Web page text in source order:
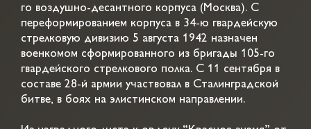
го воздушно-десантного корпуса (Москва). С
переформированием корпуса в 34-ю гвардейскую
стрелковую дивизию 5 августа 1942 назначен
военкомом сформированного из бригады 105-го
гвардейского стрелкового полка. С 11 сентября в
составе 28-й армии участвовал в Сталинградской
битве, в боях на элистинском направлении.